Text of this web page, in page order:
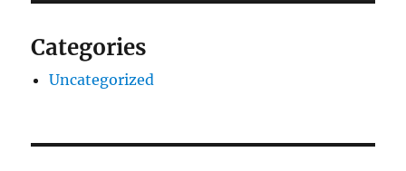
Categories
Uncategorized